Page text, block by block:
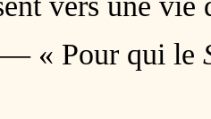
« Pour qui le